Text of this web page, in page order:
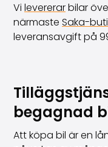
Vi levererarbilar
närmaste Saka-
leveransavgift på
begagnad
Att köpa bil är en